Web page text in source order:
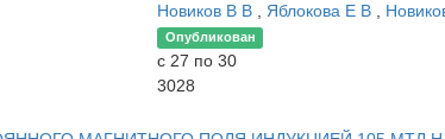
Новиков В В , Яблокова Е В ,
Опубликован
с 27 по 30
3028